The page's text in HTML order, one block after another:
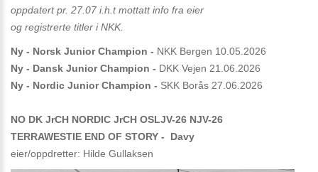
oppdatert pr. 27.07 i.h.t mottatt info fra eier
og registrerte titler i NKK.
Ny - Norsk Junior Champion - NKK Bergen 10.05.2026
Ny - Dansk Junior Champion - DKK Vejen 21.06.2026
Ny - Nordic Junior Champion - SKK Borås 27.06.2026
NO DK JrCH NORDIC JrCH OSLJV-26 NJV-26
TERRAWESTIE END OF STORY - Davy
eier/oppdretter: Hilde Gullaksen